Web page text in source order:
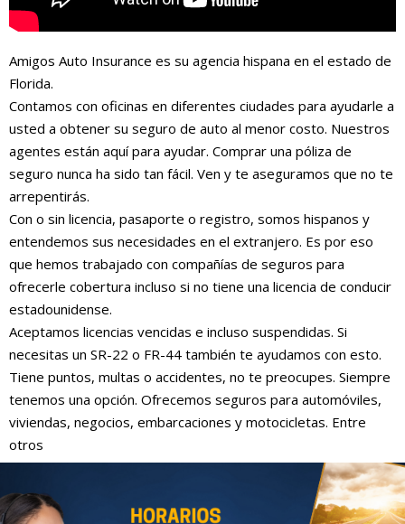
Amigos Auto Insurance es su agencia hispana en el estado de
Florida.
Contamos con oficinas en diferentes ciudades para ayudarle a
usted a obtener su seguro de auto al menor costo. Nuestros
agentes están aquí para ayudar. Comprar una póliza de
seguro nunca ha sido tan fácil. Ven y te aseguramos que no te
arrepentirás.
Con o sin licencia, pasaporte o registro, somos hispanos y
entendemos sus necesidades en el extranjero. Es por eso
que hemos trabajado con compañías de seguros para
ofrecerle cobertura incluso si no tiene una licencia de conducir
estadounidense.
Aceptamos licencias vencidas e incluso suspendidas. Si
necesitas un SR-22 o FR-44 también te ayudamos con esto.
Tiene puntos, multas o accidentes, no te preocupes. Siempre
tenemos una opción. Ofrecemos seguros para automóviles,
viviendas, negocios, embarcaciones y motocicletas. Entre
otros